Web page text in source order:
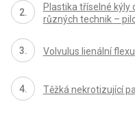
Plastika tříselné
různých technik –
Volvulus lienální
Těžká nekrotizující